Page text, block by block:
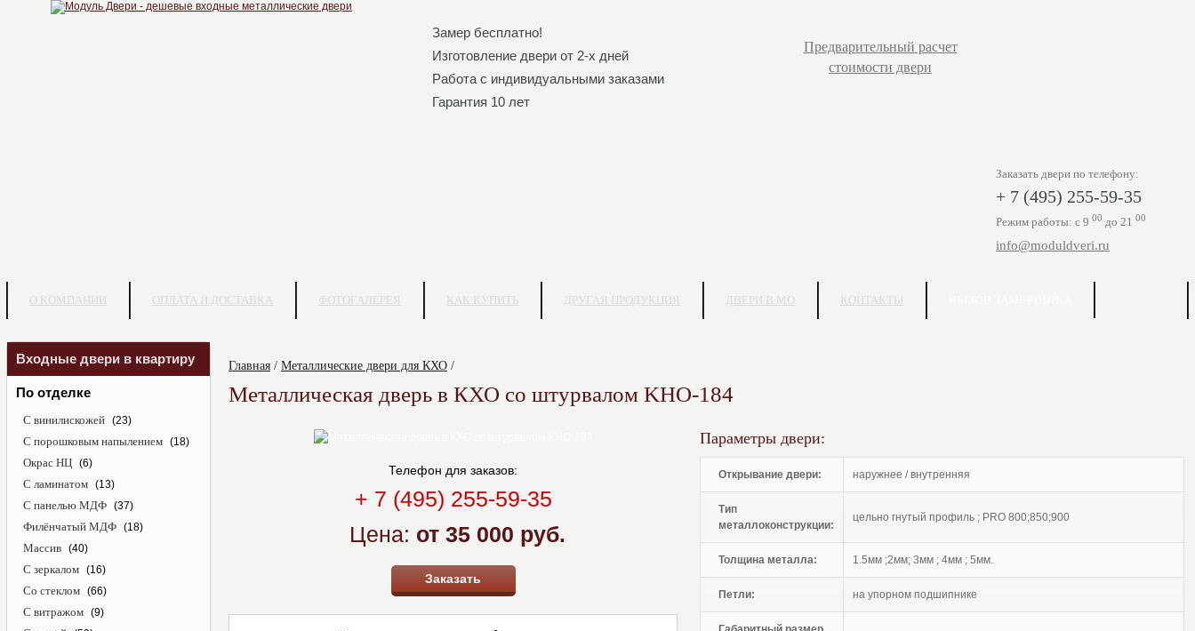
Замер бесплатно!
Изготовление двери от 2-х дней
Работа с индивидуальными заказами
Гарантия 10 лет
Предварительный расчет
стоимости двери
Заказать двери по телефону:
+ 7 (495) 255-59-35
Режим работы: с 9 00 до 21 00
info@moduldveri.ru
О КОМПАНИИ ОПЛАТА И ДОСТАВКА ФОТОГАЛЕРЕЯ КАК КУПИТЬ ДРУГАЯ ПРОДУКЦИЯ ДВЕРИ В МО КОНТАКТЫ
Главная / Металлические двери для КХО /
Металлическая дверь в КХО со штурвалом KHO-184
Телефон для заказов:
+ 7 (495) 255-59-35
Цена: от 35 000 руб.
Заказать
Параметры двери:
Открывание двери: наружнее / внутренняя
Тип
металлоконструкции:
цельно гнутый профиль ; PRO 800;850;900
Толщина металла: 1.5мм ;2мм; 3мм ; 4мм ; 5мм.
Петли: на упорном подшипнике
Входные двери в квартиру
По отделке
С винилискожей (23)
С порошковым напылением (18)
Окрас НЦ (6)
С ламинатом (13)
С панелью МДФ (37)
Филёнчатый МДФ (18)
Массив (40)
С зеркалом (16)
Со стеклом (66)
С витражом (9)